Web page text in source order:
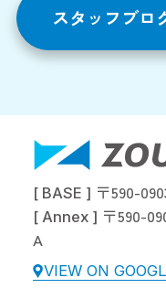
スタッフブロ
[ BASE ] 〒590-
[ Annex ] 〒590-
A
VIEW ON